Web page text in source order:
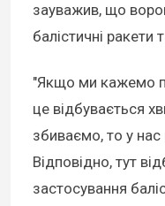
зауважив, що
балістичні ракети
"Якщо ми кажемо
це відбувається
збиваємо, то у
Відповідно, тут
застосування